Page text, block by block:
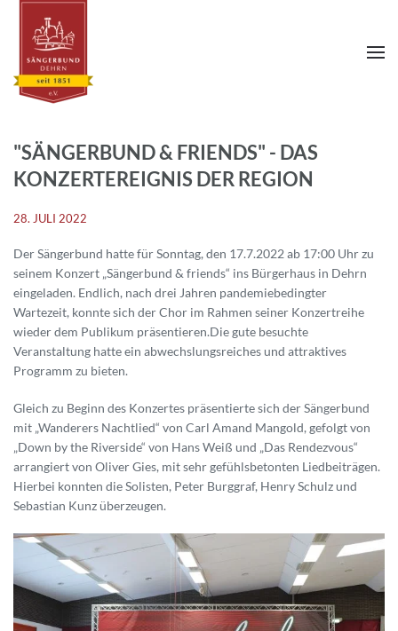
"SÄNGERBUND & FRIENDS" - DAS
KONZERTEREIGNIS DER REGION
28. JULI 2022
Der Sängerbund hatte für Sonntag, den 17.7.2022 ab 17:00 Uhr zu
seinem Konzert „Sängerbund & friends“ ins Bürgerhaus in Dehrn
eingeladen. Endlich, nach drei Jahren pandemiebedingter
Wartezeit, konnte sich der Chor im Rahmen seiner Konzertreihe
wieder dem Publikum präsentieren.Die gute besuchte
Veranstaltung hatte ein abwechslungsreiches und attraktives
Programm zu bieten.
Gleich zu Beginn des Konzertes präsentierte sich der Sängerbund
mit „Wanderers Nachtlied“ von Carl Amand Mangold, gefolgt von
„Down by the Riverside“ von Hans Weiß und „Das Rendezvous“
arrangiert von Oliver Gies, mit sehr gefühlsbetonten Liedbeiträgen.
Hierbei konnten die Solisten, Peter Burggraf, Henry Schulz und
Sebastian Kunz überzeugen.